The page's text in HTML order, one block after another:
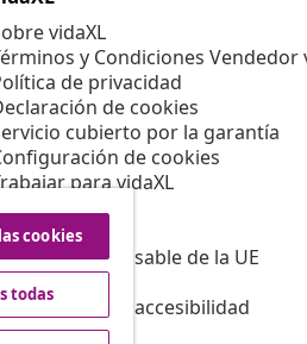
vidaXL
y Condiciones Vendedor
de privacidad
de cookies
cubierto por la garantía
de cookies
para vidaXL
legal
responsable de la UE
Política de EPR
de accesibilidad
cookies
todas